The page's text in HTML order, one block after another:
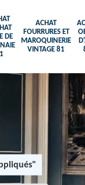
DE
ACHAT
FOURRURES ET
MAROQUINERIE
VINTAGE 81